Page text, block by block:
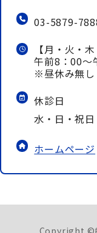
03-5879-
【月・火・
午前8：00～
※昼休み無し
休診日
水・日・祝日
ホームページ
Copyright ©